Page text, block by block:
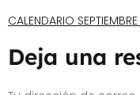
CALENDARIO
Deja una